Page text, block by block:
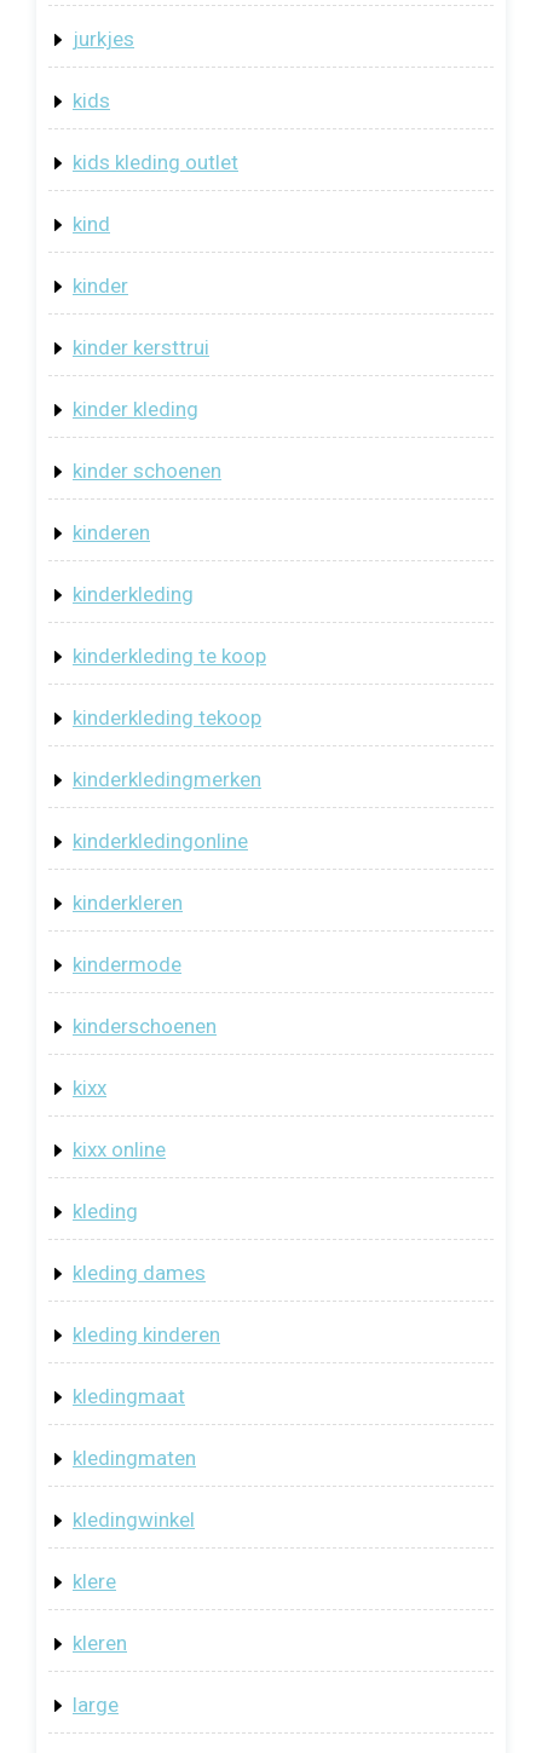
jurkjes
kids
kids kleding outlet
kind
kinder
kinder kersttrui
kinder kleding
kinder schoenen
kinderen
kinderkleding
kinderkleding te koop
kinderkleding tekoop
kinderkledingmerken
kinderkledingonline
kinderkleren
kindermode
kinderschoenen
kixx
kixx online
kleding
kleding dames
kleding kinderen
kledingmaat
kledingmaten
kledingwinkel
klere
kleren
large